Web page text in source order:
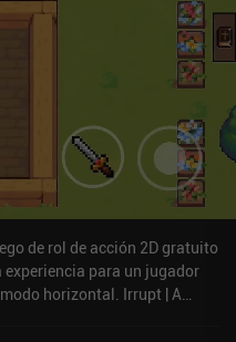
de rol de acción 2D gratuito
experiencia para un jugador
horizontal. Irrupt | A